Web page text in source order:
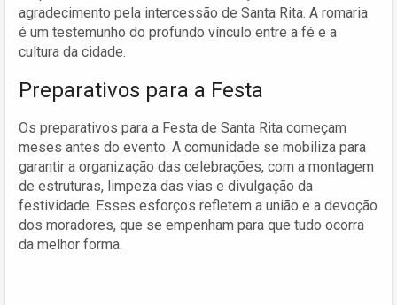
agradecimento pela intercessão de Santa Rita. A romaria
é um testemunho do profundo vínculo entre a fé e a
cultura da cidade.
Preparativos para a Festa
Os preparativos para a Festa de Santa Rita começam
meses antes do evento. A comunidade se mobiliza para
garantir a organização das celebrações, com a montagem
de estruturas, limpeza das vias e divulgação da
festividade. Esses esforços refletem a união e a devoção
dos moradores, que se empenham para que tudo ocorra
da melhor forma.